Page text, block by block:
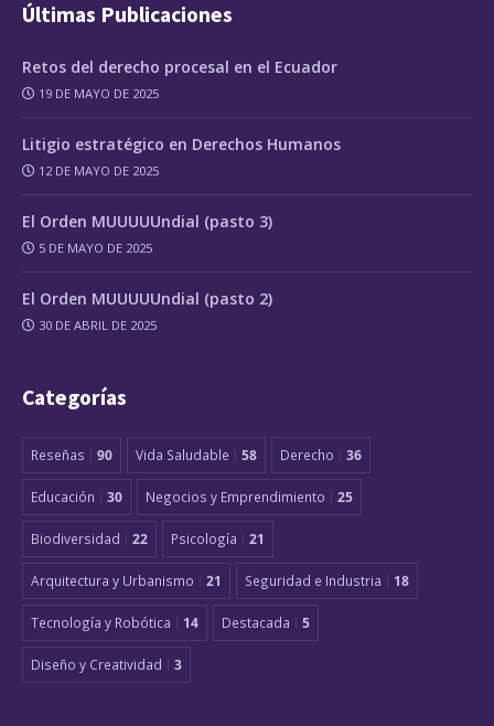
Últimas Publicaciones
Retos del derecho procesal en el Ecuador
19 DE MAYO DE 2025
Litigio estratégico en Derechos Humanos
12 DE MAYO DE 2025
El Orden MUUUUUndial (pasto 3)
5 DE MAYO DE 2025
El Orden MUUUUUndial (pasto 2)
30 DE ABRIL DE 2025
Categorías
Reseñas 90 Vida Saludable 58 Derecho 36
Educación 30 Negocios y Emprendimiento 25
Biodiversidad 22 Psicología 21
Arquitectura y Urbanismo 21 Seguridad e Industria 18
Tecnología y Robótica 14 Destacada 5
Diseño y Creatividad 3